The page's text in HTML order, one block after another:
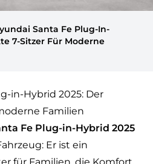
Santa Fe Plug-In-
7-Sitzer Für Moderne
in-Hybrid 2025: Der
Familien
Fe Plug-in-Hybrid 2025
Er ist ein